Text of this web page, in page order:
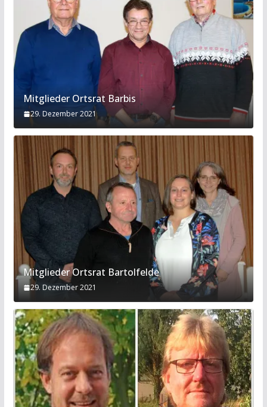
Mitglieder Ortsrat Barbis
29. Dezember 2021
Mitglieder Ortsrat Bartolfelde
29. Dezember 2021